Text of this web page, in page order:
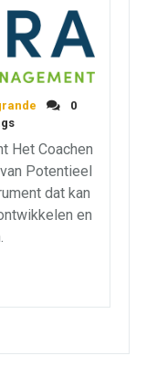
0
Het Coachen
Potentieel
dat kan
en